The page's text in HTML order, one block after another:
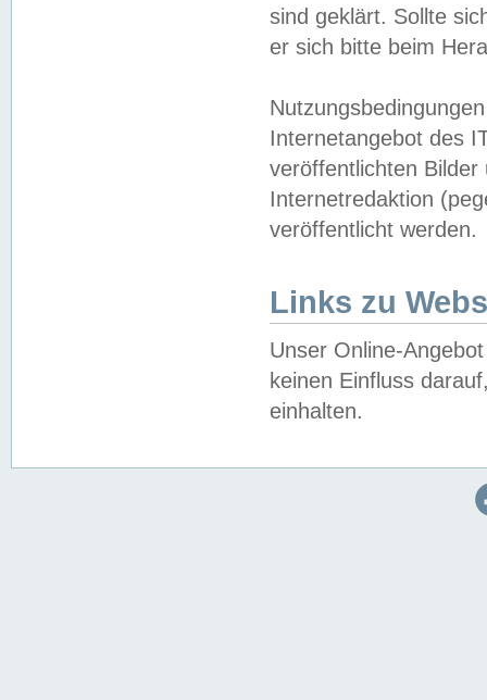
sind geklärt. Sollte
er sich bitte beim
Internetangebot des
veröffentlichten
Internetredaktion
veröffentlicht werden.
Links zu
Unser Online-
keinen Einfluss
einhalten.